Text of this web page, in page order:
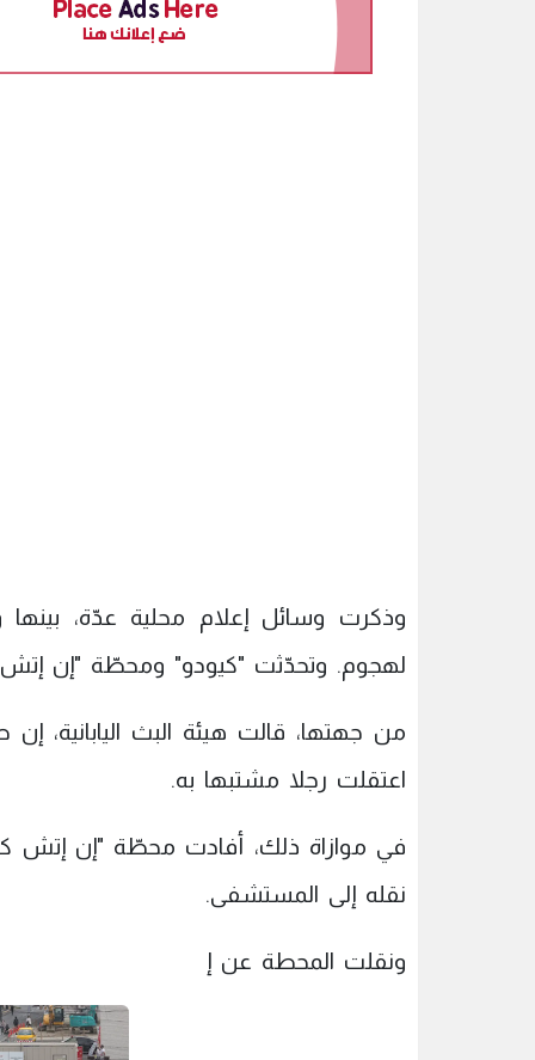
وذكرت وسائل إعلام محلية عدّة، بينها
لهجوم. وتحدّثت "كيودو" ومحطّة "إن
من جهتها، قالت هيئة البث اليابانية،
اعتقلت رجلا مشتبها به.
في موازاة ذلك، أفادت محطّة "إن إتش
نقله إلى المستشفى.
ونقلت المحطة عن إ